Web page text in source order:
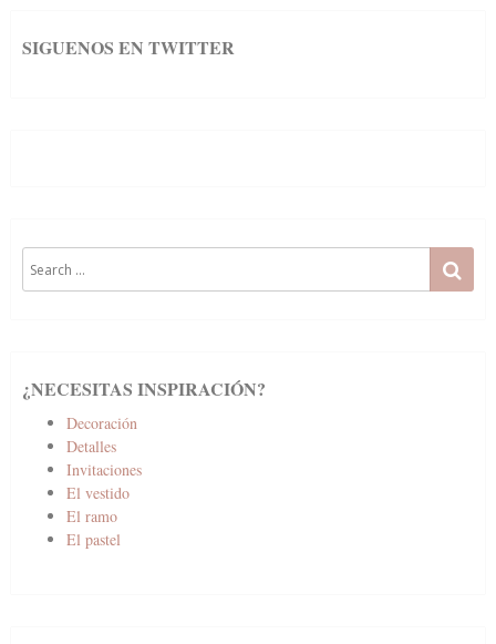
SIGUENOS EN TWITTER
for:
¿NECESITAS INSPIRACIÓN?
Decoración
Detalles
Invitaciones
El vestido
El ramo
El pastel